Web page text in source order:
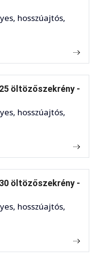
hosszúajtós,
öltözőszekrény -
hosszúajtós,
öltözőszekrény -
hosszúajtós,